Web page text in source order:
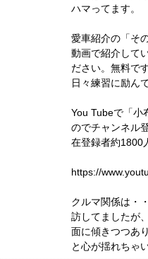
ハマってます。
愛車紹介の「そ
動画で紹介して
ださい。無料で
日々練習に励ん
You Tubeで「小
のでチャンネル
在登録者約1800
https://
クルマ関係は・
訪してましたが
面に傾きつつあ
と心が揺れちゃ